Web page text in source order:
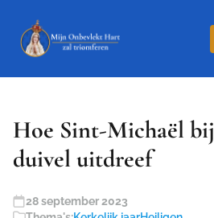
Hoe Sint-Michaël
duivel uitdreef
28 september 2023